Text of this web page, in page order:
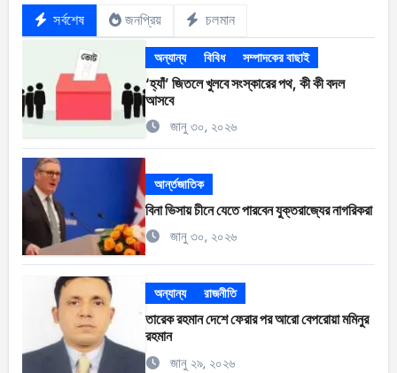
সর্বশেষ জনপ্রিয় চলমান
অন্যান্য বিবিধ সম্পাদকের বাছাই
‘হ্যাঁ’ জিতলে খুলবে সংস্কারের পথ, কী কী বদল
আসবে
জানু ৩০, ২০২৬
আর্ন্তজাতিক
বিনা ভিসায় চীনে যেতে পারবেন যুক্তরাজ্যের নাগরিকরা
জানু ৩০, ২০২৬
অন্যান্য রাজনীতি
তারেক রহমান দেশে ফেরার পর আরো বেপরোয়া মমিনুর
রহমান
জানু ২৯, ২০২৬